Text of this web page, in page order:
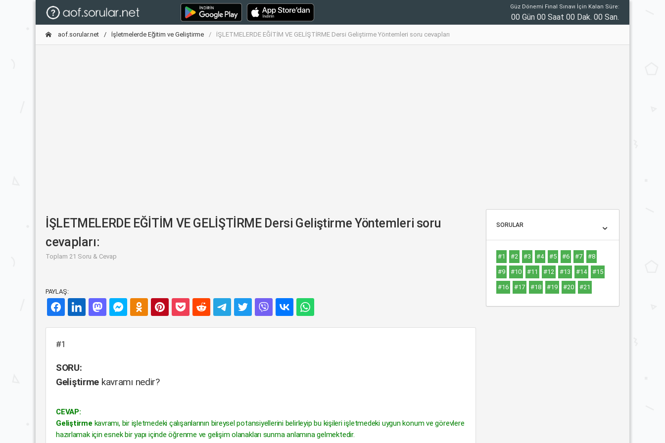
Güz Dönemi Final Sınavı İçin Kalan Süre:
00 Gün 00 Saat 00 Dak. 00 San.
aof.sorular.net İşletmelerde Eğitim ve Geliştirme İŞLETMELERDE EĞİTİM VE GELİŞTİRME Dersi Geliştirme Yöntemleri soru cevapları
İŞLETMELERDE EĞİTİM VE GELİŞTİRME Dersi Geliştirme Yöntemleri soru
cevapları:
Toplam 21 Soru & Cevap
PAYLAŞ:
#1
SORU:
Geliştirme kavramı nedir?
CEVAP:
Geliştirme kavramı, bir işletmedeki çalışanlarının bireysel potansiyellerini belirleyip bu kişileri işletmedeki uygun konum ve görevlere
hazırlamak için esnek bir yapı içinde öğrenme ve gelişim olanakları sunma anlamına gelmektedir.
SORULAR
#1 #2 #3 #4 #5 #6 #7 #8
#9 #10 #11 #12 #13 #14 #15
#16 #17 #18 #19 #20 #21